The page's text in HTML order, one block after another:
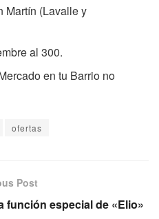
Martín (Lavalle y
al 300.
en tu Barrio no
ofertas
Post
función especial de «Elio»